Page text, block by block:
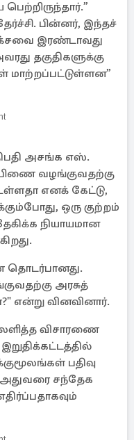
பின்னர், இந்தச்
இரண்டாவது
தகுதிகளுக்கு
மாற்றப்பட்டுள்ளன”
அசங்க எஸ்.
வழங்குவதற்கு
எனக் கேட்டு,
​​ஒரு குற்றம்
நியாயமான
தொடர்பானது.
அரசுத்
என்று வினவினார்.
விசாரணை
பதிவு
சந்தேக